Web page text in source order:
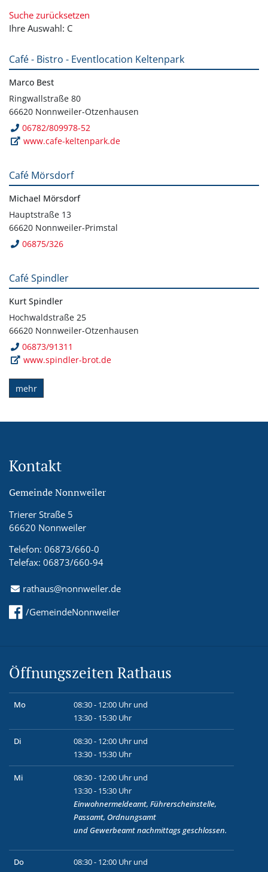
Suche zurücksetzen
Ihre Auswahl: C
Café - Bistro - Eventlocation Keltenpark
Marco Best
Ringwallstraße 80
66620 Nonnweiler-Otzenhausen
06782/809978-52
www.cafe-keltenpark.de
Café Mörsdorf
Michael Mörsdorf
Hauptstraße 13
66620 Nonnweiler-Primstal
06875/326
Café Spindler
Kurt Spindler
Hochwaldstraße 25
66620 Nonnweiler-Otzenhausen
06873/91311
www.spindler-brot.de
mehr
Kontakt
Gemeinde Nonnweiler
Trierer Straße 5
66620 Nonnweiler
Telefon: 06873/660-0
Telefax: 06873/660-94
rathaus@nonnweiler.de
/GemeindeNonnweiler
Öffnungszeiten Rathaus
Mo
08:30 - 12:00 Uhr und
13:30 - 15:30 Uhr
Di
08:30 - 12:00 Uhr und
13:30 - 15:30 Uhr
Mi
08:30 - 12:00 Uhr und
13:30 - 15:30 Uhr
Einwohnermeldeamt, Führerscheinstelle,
Passamt, Ordnungsamt
und Gewerbeamtnachmittags geschlossen.
Do
08:30 - 12:00 Uhr und